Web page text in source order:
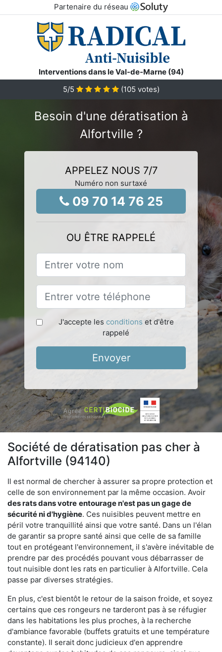
Partenaire du réseau
Interventions dans le Val-de-Marne (94)
5/5 (105 votes)
Besoin d'une dératisation à
Alfortville ?
APPELEZ NOUS 7/7
Numéro non surtaxé
09 70 14 76 25
OU ÊTRE RAPPELÉ
J'accepte les conditions et d'être
rappelé
Envoyer
Société de dératisation pas cher à
Alfortville (94140)
Il est normal de chercher à assurer sa propre protection et
celle de son environnement par la même occasion. Avoir
des rats dans votre entourage n'est pas un gage de
sécurité ni d'hygiène. Ces nuisibles peuvent mettre en
péril votre tranquillité ainsi que votre santé. Dans un l'élan
de garantir sa propre santé ainsi que celle de sa famille
tout en protégeant l'environnement, il s'avère inévitable de
prendre par des procédés pouvant vous débarrasser de
tout nuisible dont les rats en particulier à Alfortville. Cela
passe par diverses stratégies.
En plus, c'est bientôt le retour de la saison froide, et soyez
certains que ces rongeurs ne tarderont pas à se réfugier
dans les habitations les plus proches, à la recherche
d'ambiance favorable (buffets gratuits et une température
constante). Il serait donc judicieux d'en apprendre